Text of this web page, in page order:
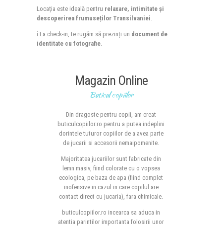
Locația este ideală pentru relaxare, intimitate și
descoperirea frumuseților Transilvaniei.
ℹ️ La check-in, te rugăm să prezinți un document de
identitate cu fotografie.
Magazin Online
Buticul copiilor
Din dragoste pentru copii, am creat
buticulcopiilor.ro pentru a putea indeplini
dorintele tuturor copiilor de a avea parte
de jucarii si accesorii nemaipomenite.
Majoritatea jucariilor sunt fabricate din
lemn masiv, fiind colorate cu o vopsea
ecologica, pe baza de apa (fiind complet
inofensive in cazul in care copilul are
contact direct cu jucaria), fara chimicale.
buticulcopiilor.ro incearca sa aduca in
atentia parintilor importanta folosirii unor